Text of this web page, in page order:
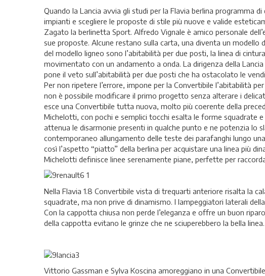
Quando la Lancia avvia gli studi per la Flavia berlina programma
impianti e scegliere le proposte di stile più nuove e valide
Zagato la berlinetta Sport. Alfredo Vignale è amico personale
sue proposte. Alcune restano sulla carta, una diventa un
del modello ligneo sono l’abitabilità per due posti, la linea di
movimentato con un andamento a onda. La dirigenza della
pone il veto sull’abitabilità per due posti che ha ostacolato le
Per non ripetere l’errore, impone per la Convertibile l’abitabilità
non è possibile modificare il primo progetto senza alterare i
esce una Convertibile tutta nuova, molto più coerente della
Michelotti, con pochi e semplici tocchi esalta le forme squadrate
attenua le disarmonie presenti in qualche punto e ne potenzia lo
contemporaneo allungamento delle teste dei parafanghi lungo
così l’aspetto “piatto” della berlina per acquistare una linea più
Michelotti definisce linee serenamente piane, perfette per
Nella Flavia 1.8 Convertibile vista di trequarti anteriore risalta la
squadrate, ma non prive di dinamismo. I lampeggiatori laterali
Con la cappotta chiusa non perde l’eleganza e offre un buon
della cappotta evitano le grinze che ne sciuperebbero la bella linea.
Vittorio Gassman e Sylva Koscina amoreggiano in una